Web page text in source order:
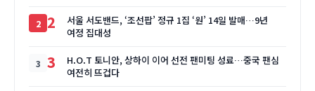
2
서울 서도밴드, ‘조선팝’ 정규 1집 ‘원’ 14일 발매…9년
여정 집대성
3
H.O.T 토니안, 상하이 이어 선전 팬미팅 성료…중국 팬심
여전히 뜨겁다